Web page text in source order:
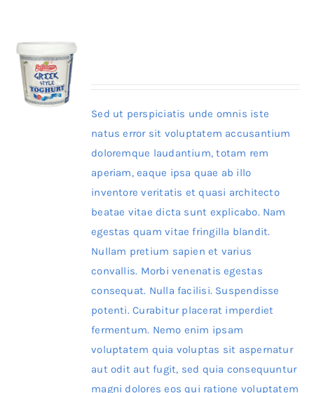
Sed ut perspiciatis unde omnis iste
natus error sit voluptatem accusantium
doloremque laudantium, totam rem
aperiam, eaque ipsa quae ab illo
inventore veritatis et quasi architecto
beatae vitae dicta sunt explicabo. Nam
egestas quam vitae fringilla blandit.
Nullam pretium sapien et varius
convallis. Morbi venenatis egestas
consequat. Nulla facilisi. Suspendisse
potenti. Curabitur placerat imperdiet
fermentum. Nemo enim ipsam
voluptatem quia voluptas sit aspernatur
aut odit aut fugit, sed quia consequuntur
magni dolores eos qui ratione voluptatem